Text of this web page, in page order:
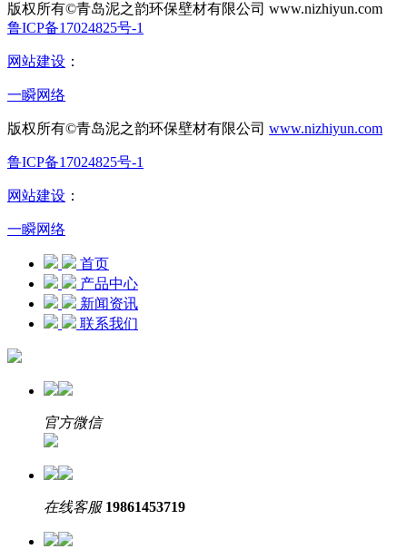
版权所有©青岛泥之韵环保壁材有限公司 www.nizhiyun.com
鲁ICP备17024825号-1
网站建设 ：
一瞬网络
版权所有©青岛泥之韵环保壁材有限公司 www.nizhiyun.com
鲁ICP备17024825号-1
网站建设 ：
一瞬网络
首页
产品中心
新闻资讯
联系我们
官方微信
在线客服 19861453719